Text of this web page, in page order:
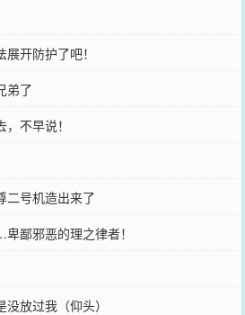
开防护了吧！
弟了
不早说！
二号机造出来了
鄙邪恶的理之律者！
放过我（仰头）